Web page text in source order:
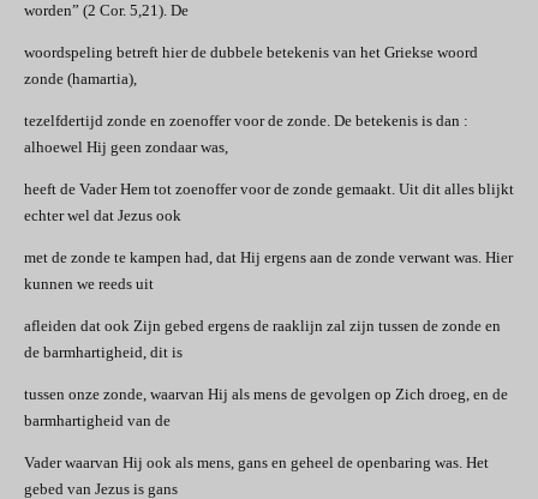
worden” (2 Cor. 5,21). De
woordspeling betreft hier de dubbele betekenis van het Griekse woord
zonde (hamartia),
tezelfdertijd zonde en zoenoffer voor de zonde. De betekenis is dan :
alhoewel Hij geen zondaar was,
heeft de Vader Hem tot zoenoffer voor de zonde gemaakt. Uit dit alles blijkt
echter wel dat Jezus ook
met de zonde te kampen had, dat Hij ergens aan de zonde verwant was. Hier
kunnen we reeds uit
afleiden dat ook Zijn gebed ergens de raaklijn zal zijn tussen de zonde en
de barmhartigheid, dit is
tussen onze zonde, waarvan Hij als mens de gevolgen op Zich droeg, en de
barmhartigheid van de
Vader waarvan Hij ook als mens, gans en geheel de openbaring was. Het
gebed van Jezus is gans